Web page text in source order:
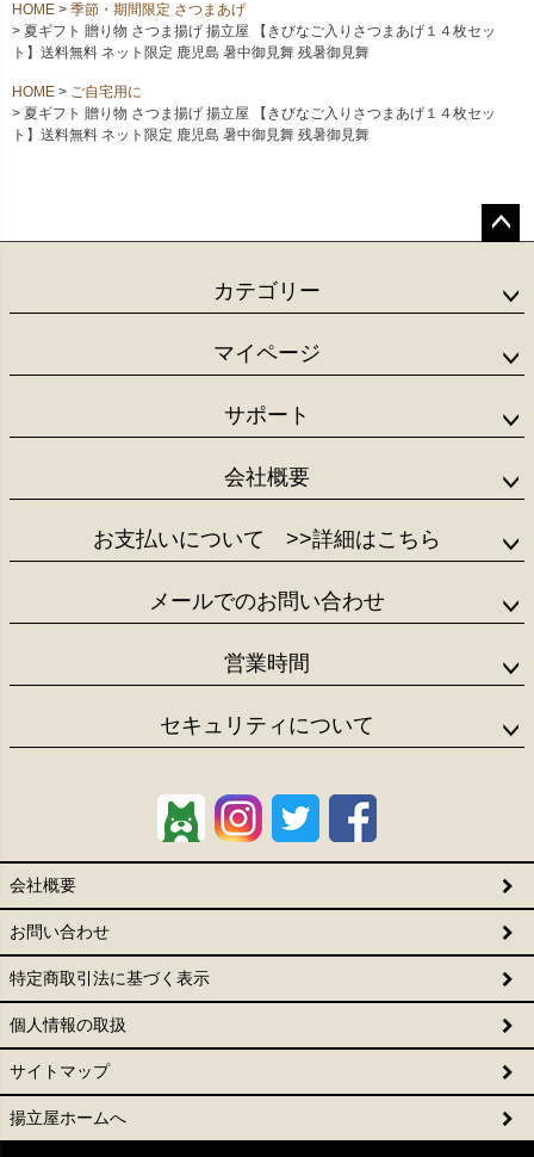
HOME
季節・期間限定 さつまあげ
夏ギフト 贈り物 さつま揚げ 揚立屋 【きびなご入りさつまあげ１４枚セッ
ト】送料無料 ネット限定 鹿児島 暑中御見舞 残暑御見舞
HOME
ご自宅用に
夏ギフト 贈り物 さつま揚げ 揚立屋 【きびなご入りさつまあげ１４枚セッ
ト】送料無料 ネット限定 鹿児島 暑中御見舞 残暑御見舞
ップ
カテゴリー
マイページ
サポート
会社概要
お支払いについて >>詳細はこちら
メールでのお問い合わせ
営業時間
セキュリティについて
会社概要
お問い合わせ
特定商取引法に基づく表示
個人情報の取扱
サイトマップ
揚立屋ホームへ